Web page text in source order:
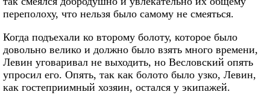
переполоху, что нельзя было самому не смеяться.
Когда подъехали ко второму болоту, которое было
довольно велико и должно было взять много времени,
Левин уговаривал не выходить, но Весловский опять
упросил его. Опять, так как болото было узко, Левин,
как гостеприимный хозяин, остался у экипажей.